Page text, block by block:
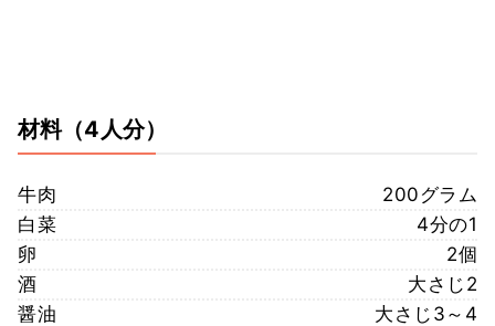
材料（4人分）
牛肉
200グラム
白菜
4分の1
卵
2個
酒
大さじ2
醤油
大さじ3～4